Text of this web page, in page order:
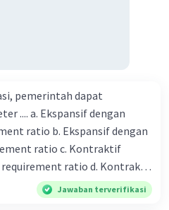
pemerintah dapat
.... a. Ekspansif dengan
ratio b. Ekspansif dengan
ratio c. Kontraktif
requirement ratio d. Kontraktif
requirement ratio e.
diskonto Bila Bank
Jawaban terverifikasi